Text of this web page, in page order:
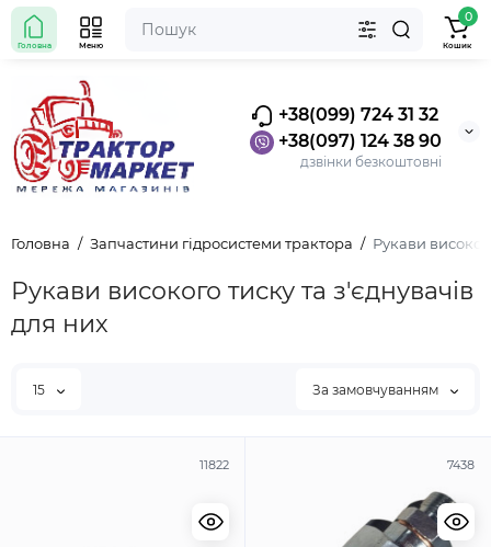
+38(099) 724 31 32
+38(097) 124 38 90
дзвінки безкоштовні
Головна Меню
0
Кошик
Головна Запчастини гідросистеми трактора Рукави
Рукави високого тиску та з'єднувачів
для них
15 За замовчуванням
11822 7438